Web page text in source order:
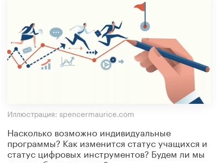
Иллюстрация: spencermaurice.com
Насколько возможно индивидуальные
программы? Как изменится статус учащихся и
статус цифровых инструментов? Будем ли мы